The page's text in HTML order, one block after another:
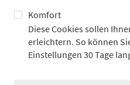
Komfort
Diese Cookies sollen
erleichtern. So können
Einstellungen 30 Tage
Alexander Adick